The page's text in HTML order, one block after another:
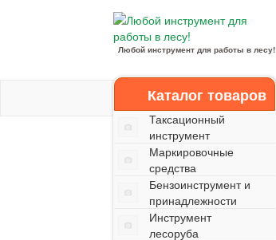
Любой инструмент для работы в лесу!
Каталог товаров
Таксационный
инструмент
Маркировочные
средства
Бензоинструмент и
принадлежности
Инструмент
лесоруба